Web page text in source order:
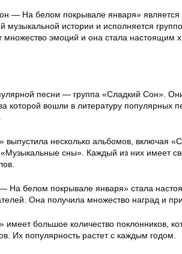
— На белом покрывале января»
музыкальной истории и исполняется
эмоций и она стала настоящим
песни — группа «Сладкий Сон».
которой вошли в литературу популярных
выпустила несколько альбомов, включая
сны». Каждый из них имеет
На белом покрывале января» стала
Она получила множество наград и
имеет большое количество поклонников,
Их популярность растет с каждым годом.